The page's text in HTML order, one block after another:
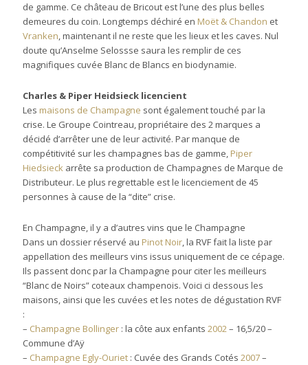
de gamme. Ce château de Bricout est l’une des plus belles
demeures du coin. Longtemps déchiré en Moët & Chandon et
Vranken, maintenant il ne reste que les lieux et les caves. Nul
doute qu’Anselme Selossse saura les remplir de ces
magnifiques cuvée Blanc de Blancs en biodynamie.
Charles & Piper Heidsieck licencient
Les maisons de Champagne sont également touché par la
crise. Le Groupe Cointreau, propriétaire des 2 marques a
décidé d’arrêter une de leur activité. Par manque de
compétitivité sur les champagnes bas de gamme, Piper
Hiedsieck arrête sa production de Champagnes de Marque de
Distributeur. Le plus regrettable est le licenciement de 45
personnes à cause de la “dite” crise.
En Champagne, il y a d’autres vins que le Champagne
Dans un dossier réservé au Pinot Noir, la RVF fait la liste par
appellation des meilleurs vins issus uniquement de ce cépage.
Ils passent donc par la Champagne pour citer les meilleurs
“Blanc de Noirs” coteaux champenois. Voici ci dessous les
maisons, ainsi que les cuvées et les notes de dégustation RVF
:
– Champagne Bollinger : la côte aux enfants2002– 16,5/20 –
Commune d’Aÿ
– Champagne Egly-Ouriet : Cuvée des Grands Cotés2007–